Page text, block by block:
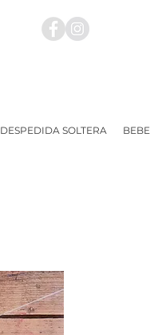
DESPEDIDA SOLTERA BEBE